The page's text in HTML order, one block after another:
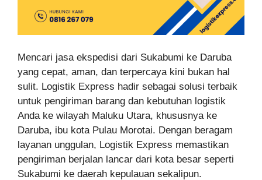
Mencari jasa ekspedisi dari Sukabumi ke Daruba
yang cepat, aman, dan terpercaya kini bukan hal
sulit. Logistik Express hadir sebagai solusi terbaik
untuk pengiriman barang dan kebutuhan logistik
Anda ke wilayah Maluku Utara, khususnya ke
Daruba, ibu kota Pulau Morotai. Dengan beragam
layanan unggulan, Logistik Express memastikan
pengiriman berjalan lancar dari kota besar seperti
Sukabumi ke daerah kepulauan sekalipun.